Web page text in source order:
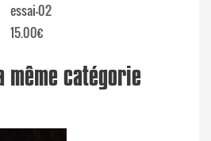
essai-02
15.00€
même catégorie